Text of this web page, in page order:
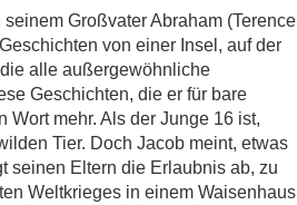
Großvater Abraham (Terence
von einer Insel, auf der
alle außergewöhnliche
Geschichten, die er für bare
Wort mehr. Als der Junge 16 ist,
Tier. Doch Jacob meint, etwas
seinen Eltern die Erlaubnis ab, zu
Weltkrieges in einem Waisenhaus